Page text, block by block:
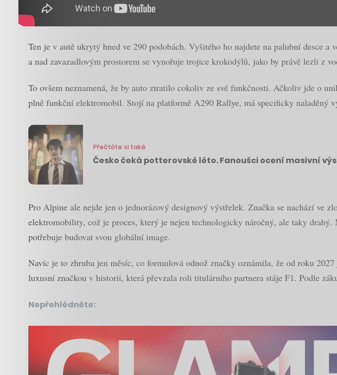
Ten je v autě ukrytý hned ve 290 podobách. Vyšitého ho najdete na palubní desce
a nad zavazadlovým prostorem se vynořuje trojice krokodýlů, jako by právě lezli z
To ovšem neznamená, že by auto ztratilo cokoliv ze své funkčnosti. Ačkoliv jde o
plně funkční elektromobil. Stojí na platformě A290 Rallye, má specificky naladěný
Přečtěte si také
Česko čeká potterovské léto. Fanoušci ocení masivní
Pro Alpine ale nejde jen o jednorázový designový výstřelek. Značka se nachází ve
elektromobility, což je proces, který je nejen technologicky náročný, ale taky
potřebuje budovat svou globální image.
Navíc je to zhruba jen měsíc, co formulová odnož značky oznámila, že od roku
luxusní značkou v historii, která převzala roli titulárního partnera stáje F1. Podle
Nepřehlédněte: